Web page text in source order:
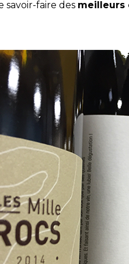
faire des meilleurs